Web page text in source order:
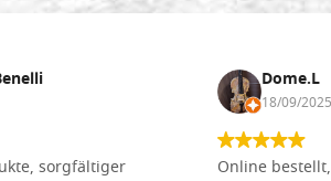
sorgfältiger
Dome.L
18/09/2025
Online